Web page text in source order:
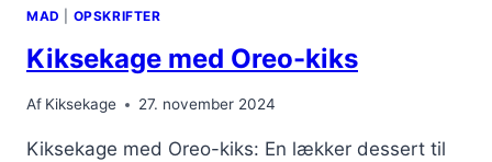
MAD OPSKRIFTER
Kiksekage med Oreo-kiks
Af Kiksekage 27. november 2024
Kiksekage med Oreo-kiks: En lækker dessert til